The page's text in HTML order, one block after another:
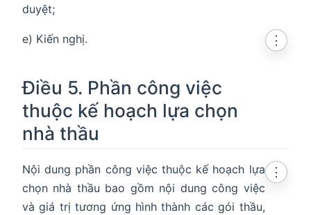
duyệt;
e) Kiến nghị.
Điều 5. Phần công việc
thuộc kế hoạch lựa chọn
nhà thầu
⋮
Nội dung phần công việc thuộc kế hoạch lựa
chọn nhà thầu bao gồm nội dung công việc
và giá trị tương ứng hình thành các gói thầu,
⋮